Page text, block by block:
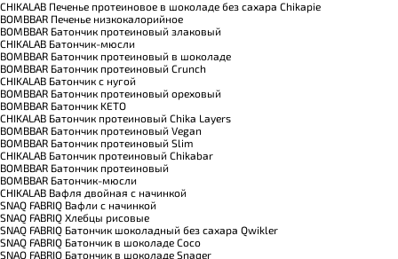
CHIKALAB Печенье протеиновое в шоколаде без сахара Chikapie
BOMBBAR Печенье низкокалорийное
BOMBBAR Батончик протеиновый злаковый
CHIKALAB Батончик-мюсли
BOMBBAR Батончик протеиновый в шоколаде
BOMBBAR Батончик протеиновый Crunch
CHIKALAB Батончик с нугой
BOMBBAR Батончик протеиновый ореховый
BOMBBAR Батончик KETO
CHIKALAB Батончик протеиновый Chika Layers
BOMBBAR Батончик протеиновый Vegan
BOMBBAR Батончик протеиновый Slim
CHIKALAB Батончик протеиновый Chikabar
BOMBBAR Батончик протеиновый
BOMBBAR Батончик-мюсли
CHIKALAB Вафля двойная с начинкой
SNAQ FABRIQ Вафли с начинкой
SNAQ FABRIQ Хлебцы рисовые
SNAQ FABRIQ Батончик шоколадный без сахара Qwikler
SNAQ FABRIQ Батончик в шоколаде Coco
SNAQ FABRIQ Батончик в шоколаде Snaqer